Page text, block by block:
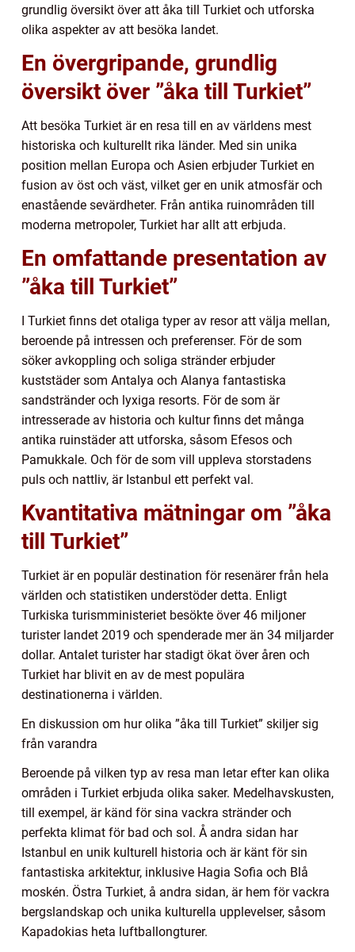
grundlig översikt över att åka till Turkiet och utforska
olika aspekter av att besöka landet.
En övergripande, grundlig
översikt över ”åka till Turkiet”
Att besöka Turkiet är en resa till en av världens mest
historiska och kulturellt rika länder. Med sin unika
position mellan Europa och Asien erbjuder Turkiet en
fusion av öst och väst, vilket ger en unik atmosfär och
enastående sevärdheter. Från antika ruinområden till
moderna metropoler, Turkiet har allt att erbjuda.
En omfattande presentation av
”åka till Turkiet”
I Turkiet finns det otaliga typer av resor att välja mellan,
beroende på intressen och preferenser. För de som
söker avkoppling och soliga stränder erbjuder
kuststäder som Antalya och Alanya fantastiska
sandstränder och lyxiga resorts. För de som är
intresserade av historia och kultur finns det många
antika ruinstäder att utforska, såsom Efesos och
Pamukkale. Och för de som vill uppleva storstadens
puls och nattliv, är Istanbul ett perfekt val.
Kvantitativa mätningar om ”åka
till Turkiet”
Turkiet är en populär destination för resenärer från hela
världen och statistiken understöder detta. Enligt
Turkiska turismministeriet besökte över 46 miljoner
turister landet 2019 och spenderade mer än 34 miljarder
dollar. Antalet turister har stadigt ökat över åren och
Turkiet har blivit en av de mest populära
destinationerna i världen.
En diskussion om hur olika ”åka till Turkiet” skiljer sig
från varandra
Beroende på vilken typ av resa man letar efter kan olika
områden i Turkiet erbjuda olika saker. Medelhavskusten,
till exempel, är känd för sina vackra stränder och
perfekta klimat för bad och sol. Å andra sidan har
Istanbul en unik kulturell historia och är känt för sin
fantastiska arkitektur, inklusive Hagia Sofia och Blå
moskén. Östra Turkiet, å andra sidan, är hem för vackra
bergslandskap och unika kulturella upplevelser, såsom
Kapadokias heta luftballongturer.